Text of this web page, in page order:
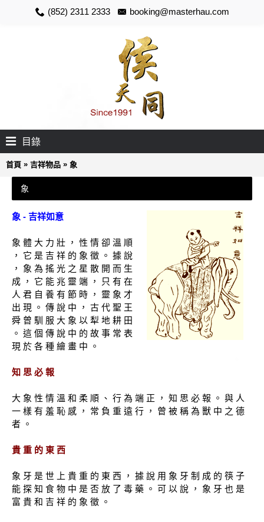
(852) 2311 2333 booking@masterhau.com
目錄
首頁 » 吉祥物品 » 象
象
象 - 吉祥如意
象 體 大 力 壯 ， 性 情 卻 溫 順
， 它 是 吉 祥 的 象 徵 。 據 說
， 象 為 搖 光 之 星 散 開 而 生
成 ， 它 能 兆 靈 端 ， 只 有 在
人 君 自 養 有 節 時 ， 靈 象 才
出 現 。 傳 說 中 ， 古 代 聖 王
舜 曾 馴 服 大 象 以 犁 地 耕 田
。 這 個 傳 說 中 的 故 事 常 表
現 於 各 種 繪 畫 中 。
知 思 必 報
大 象 性 情 溫 和 柔 順 、 行 為 端 正 ， 知 思 必 報 。 與 人
一 樣 有 羞 恥 感 ， 常 負 重 遠 行 ， 曾 被 稱 為 獸 中 之 德
者 。
貴 重 的 東 西
象 牙 是 世 上 貴 重 的 東 西 ， 據 說 用 象 牙 制 成 的 筷 子
能 探 知 食 物 中 是 否 放 了 毒 藥 。 可 以 說 ， 象 牙 也 是
富 貴 和 吉 祥 的 象 徵 。